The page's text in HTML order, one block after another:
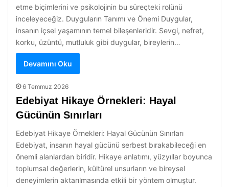
etme biçimlerini ve psikolojinin bu süreçteki rolünü
inceleyeceğiz. Duyguların Tanımı ve Önemi Duygular,
insanın içsel yaşamının temel bileşenleridir. Sevgi, nefret,
korku, üzüntü, mutluluk gibi duygular, bireylerin…
Devamını Oku
6 Temmuz 2026
Edebiyat Hikaye Örnekleri: Hayal
Gücünün Sınırları
Edebiyat Hikaye Örnekleri: Hayal Gücünün Sınırları
Edebiyat, insanın hayal gücünü serbest bırakabileceği en
önemli alanlardan biridir. Hikaye anlatımı, yüzyıllar boyunca
toplumsal değerlerin, kültürel unsurların ve bireysel
deneyimlerin aktarılmasında etkili bir yöntem olmuştur.